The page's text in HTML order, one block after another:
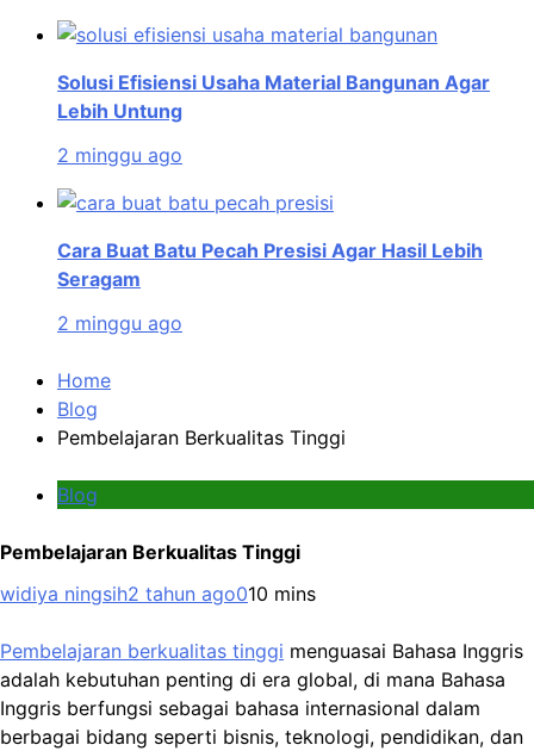
Solusi Efisiensi Usaha Material Bangunan Agar
Lebih Untung
2 minggu ago
Cara Buat Batu Pecah Presisi Agar Hasil Lebih
Seragam
2 minggu ago
Home
Blog
Pembelajaran Berkualitas Tinggi
Blog
Pembelajaran Berkualitas Tinggi
widiya ningsih2 tahun ago010 mins
Pembelajaran berkualitas tinggi menguasai Bahasa Inggris
adalah kebutuhan penting di era global, di mana Bahasa
Inggris berfungsi sebagai bahasa internasional dalam
berbagai bidang seperti bisnis, teknologi, pendidikan, dan